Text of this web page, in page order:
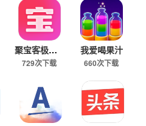
聚宝客极速版
729次下载
我爱喝果汁
660次下载